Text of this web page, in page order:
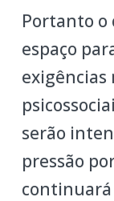
Portanto o
espaço
serão
pressão
continuará